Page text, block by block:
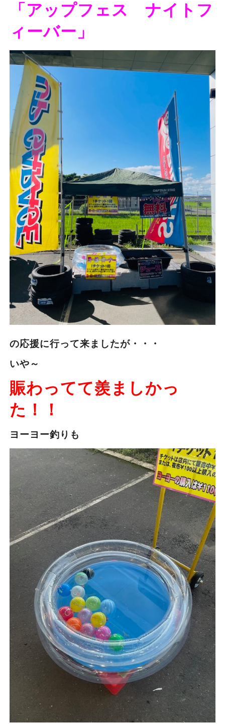
「アップフェス ナイトフ
ィーバー」
の応援に行って来ましたが・・・
いや～
賑わってて羨ましかっ
た！！
ヨーヨー釣りも